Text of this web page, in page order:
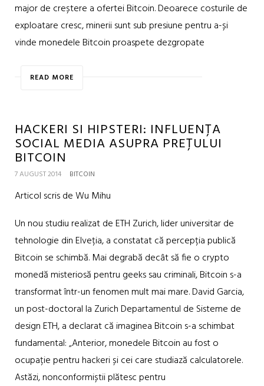
major de creștere a ofertei Bitcoin. Deoarece costurile de
exploatare cresc, minerii sunt sub presiune pentru a-și
vinde monedele Bitcoin proaspete dezgropate
READ MORE
HACKERI SI HIPSTERI: INFLUENȚA
SOCIAL MEDIA ASUPRA PREȚULUI
BITCOIN
7 AUGUST 2014 BITCOIN
Articol scris de Wu Mihu
Un nou studiu realizat de ETH Zurich, lider universitar de
tehnologie din Elveția, a constatat că percepția publică
Bitcoin se schimbă. Mai degrabă decât să fie o crypto
monedă misteriosă pentru geeks sau criminali, Bitcoin s-a
transformat într-un fenomen mult mai mare. David Garcia,
un post-doctoral la Zurich Departamentul de Sisteme de
design ETH, a declarat că imaginea Bitcoin s-a schimbat
fundamental: „Anterior, monedele Bitcoin au fost o
ocupație pentru hackeri și cei care studiază calculatorele.
Astăzi, nonconformiștii plătesc pentru